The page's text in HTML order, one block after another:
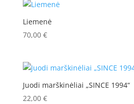
Liemenė
70,00 €
Juodi marškinėliai „SINCE 1994“
22,00 €